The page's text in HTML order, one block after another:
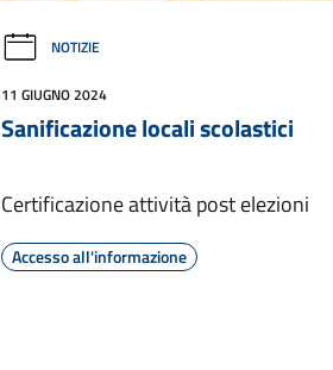
NOTIZIE
11 GIUGNO 2024
Sanificazione locali scolastici
Certificazione attività post elezioni
Accesso all'informazione